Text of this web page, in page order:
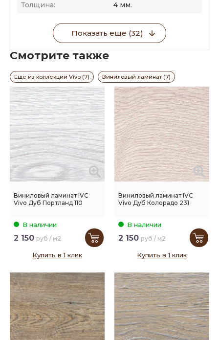
Толщина:
4 мм.
Показать еще (32)
Смотрите также
Еще из коллекции Vivo (7) Виниловый ламинат (7)
Виниловый ламинат IVC
Vivo Дуб Портланд 110
В наличии
2 150 руб / м2
Купить в 1 клик
Виниловый ламинат IVC
Vivo Дуб Колорадо 231
В наличии
2 150 руб / м2
Купить в 1 клик